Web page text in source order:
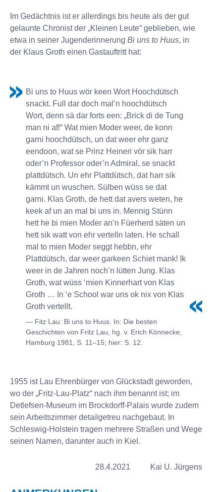
Im Gedächtnis ist er allerdings bis heute als der gut
gelaunte Chronist der „Kleinen Leute“ geblieben, wie
etwa in seiner Jugenderinnerung Bi uns to Huus, in
der Klaus Groth einen Gastauftritt hat:
Bi uns to Huus wör keen Wort Hoochdütsch
snackt. Full dar doch mal’n hoochdütsch
Wort, denn sä dar forts een: „Brick di de Tung
man ni af!“ Wat mien Moder weer, de konn
garni hoochdütsch, un dat weer ehr ganz
eendoon, wat se Prinz Heineri vör sik harr
oder’n Professor oder’n Admiral, se snackt
plattdütsch. Un ehr Plattdütsch, dat harr sik
kämmt un wuschen. Sülben wüss se dat
garni. Klas Groth, de hett dat avers weten, he
keek af un an mal bi uns in. Mennig Stünn
hett he bi mien Moder an’n Füerherd säten un
hett sik watt von ehr vertelln laten. He schall
mal to mien Moder seggt hebbn, ehr
Plattdütsch, dar weer garkeen Schiet mank! Ik
weer in de Jahren noch’n lütten Jung. Klas
Groth, wat wüss ‘mien Kinnerhart von Klas
Groth … In ‘e School war uns ok nix von Klas
Groth vertellt.
Fitz Lau: Bi uns to Huus. In: Die besten
Geschichten von Fritz Lau, hg. v. Erich Könnecke,
Hamburg 1981, S. 11–15; hier: S. 12.
1955 ist Lau Ehrenbürger von Glückstadt geworden,
wo der „Fritz-Lau-Platz“ nach ihm benannt ist; im
Detlefsen-Museum im Brockdorff-Palais wurde zudem
sein Arbeitszimmer detailgetreu nachgebaut. In
Schleswig-Holstein tragen mehrere Straßen und Wege
seinen Namen, darunter auch in Kiel.
28.4.2021 Kai U. Jürgens